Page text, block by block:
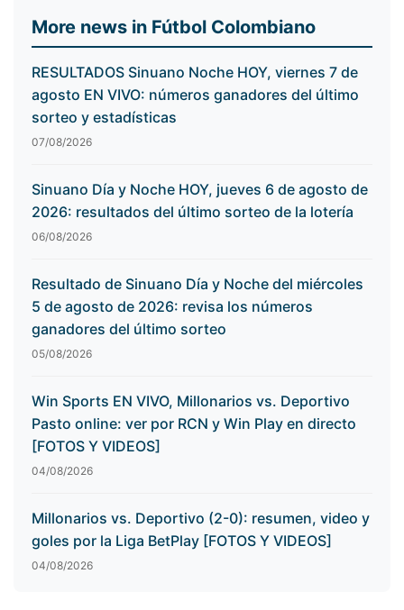
More news in Fútbol Colombiano
RESULTADOS Sinuano Noche HOY, viernes 7 de
agosto EN VIVO: números ganadores del último
sorteo y estadísticas
07/08/2026
Sinuano Día y Noche HOY, jueves 6 de agosto de
2026: resultados del último sorteo de la lotería
06/08/2026
Resultado de Sinuano Día y Noche del miércoles
5 de agosto de 2026: revisa los números
ganadores del último sorteo
05/08/2026
Win Sports EN VIVO, Millonarios vs. Deportivo
Pasto online: ver por RCN y Win Play en directo
[FOTOS Y VIDEOS]
04/08/2026
Millonarios vs. Deportivo (2-0): resumen, video y
goles por la Liga BetPlay [FOTOS Y VIDEOS]
04/08/2026